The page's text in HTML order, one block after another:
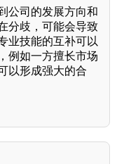
公司的发展方向和
分歧，可能会导致
业技能的互补可以
例如一方擅长市场
以形成强大的合